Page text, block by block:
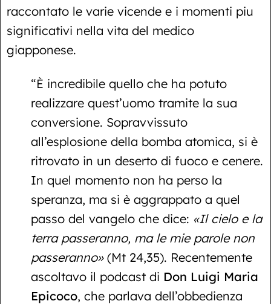
raccontato le varie vicende e i momenti piu
significativi nella vita del medico
giapponese.
“È incredibile quello che ha potuto
realizzare quest’uomo tramite la sua
conversione. Sopravvissuto
all’esplosione della bomba atomica, si è
ritrovato in un deserto di fuoco e cenere.
In quel momento non ha perso la
speranza, ma si è aggrappato a quel
passo del vangelo che dice: «Il cielo e la
terra passeranno, ma le mie parole non
passeranno»(Mt 24,35). Recentemente
ascoltavo il podcast di Don Luigi Maria
Epicoco, che parlava dell’obbedienza